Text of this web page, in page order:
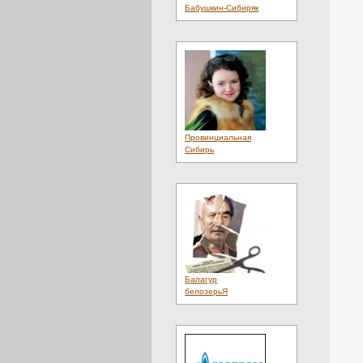
Клининг(3)
Компьютеры(2)
Консалтинг(1)
Консультации (1)
Косметика (2)
Красота(1)
Кредиты(1)
Культура(4)
Лекарства(1)
Лес(1)
Литература
Люди(20)
Магазины
Массаж(3)
Материалы
Мебель(4)
Мебель. Услуги
Медиа(2)
Медицина
(5)
Металл
Мнения
Мода(3)
Музыка(1)
Недвижимость
Бабушкин-Сибиряк
Провинциальная
Сибирь
Балагур
белозерьЯ